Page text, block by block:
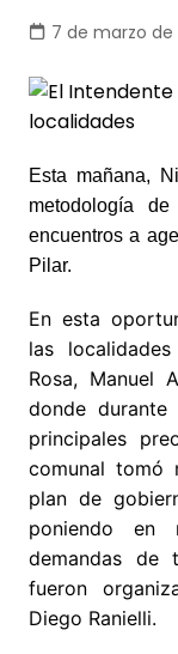
7 de marzo de
Esta mañana,
metodología
encuentros a
Pilar.
En esta
las
Rosa, Manuel
donde
principales
comunal tomó
plan de
poniendo en
demandas de
fueron
Diego Ranielli.